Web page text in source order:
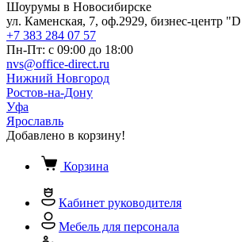
Шоурумы в Новосибирске
ул. Каменская, 7, оф.2929, бизнес-центр
+7 383 284 07 57
Пн-Пт: с 09:00 до 18:00
nvs@office-direct.ru
Нижний Новгород
Ростов-на-Дону
Уфа
Ярославль
Добавлено в корзину!
Корзина
Кабинет руководителя
Мебель для персонала